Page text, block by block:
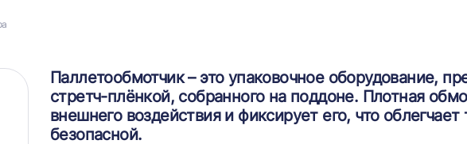
Паллетообмотчик – это упаковочное оборудование,
стретч-плёнкой, собранного на поддоне. Плотная
внешнего воздействия и фиксирует его, что
безопасной.